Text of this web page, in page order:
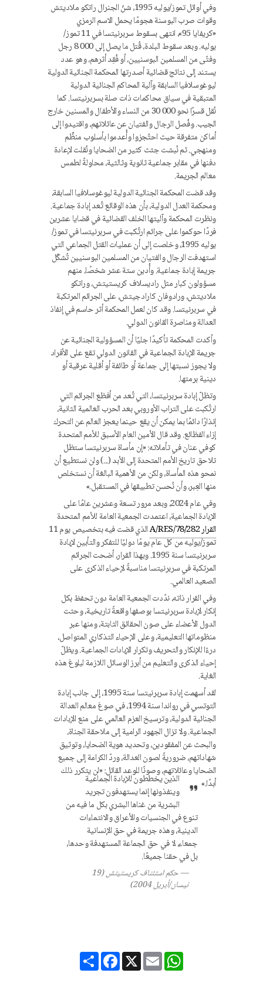
وفي أوائل تموز/يوليه 1995، شنّ الجنرال راتكو ملاديتش
وقوات صرب البوسنة هجومًا يحمل الاسم الرمزي
«كريفايا 95»، انتهى بسقوط سربرنيتسا في 11 تموز/
يوليه. وبعد سقوط البلدة، قُتل ما يصل إلى 8 000 رجل
وفتًى من المسلمين البوسنيين، أو فُقِد أثرهم، وهو عدد
يستند إلى نتائج قضائية أصدرتها المحكمة الجنائية الدولية
ليوغوسلافيا السابقة وآلية المحاكم الجنائية الدولية
المتبقية في سياق محاكمات ذات صلة بسربرنيتسا. كما
نُقل قسرًا نحو 30 000 من النساء والأطفال والمسنين خارج
الجيب. وفُصل الرجال والفتيان عن عائلاتهم، واقتيدوا إلى
أماكن متفرقة حيث احتُجزوا وأُعدموا بأسلوب منظَّم
ومنهجي. ثم نُبشت جثث كثير من الضحايا ونُقلت لإعادة
دفنها في مقابر جماعية ثانوية وثالثية، محاولةً لطمس
معالم الجريمة.
وقد قضت المحكمة الجنائية الدولية ليوغوسلافيا السابقة،
ومحكمة العدل الدولية، بأن هذه الوقائع تُعد إبادة جماعية.
ونظرت المحكمة وآليتها الخلف القضائية في قضايا عشرين
فردًا حوكموا على جرائم ارتُكبت في سربرنيتسا في تموز/
يوليه 1995، وخلصت إلى أن عمليات القتل الجماعي التي
استهدفت الرجال والفتيان من المسلمين البوسنيين تُشكّل
جريمة إبادة جماعية. وأُدين ستة عشر شخصًا، منهم
مسؤولون كبار مثل راديسلاف كريستيتش، وراتكو
ملاديتش، ورادوفان كارادجيتش، على الجرائم المرتكبة
في سربرنيتسا. وقد كان لعمل المحكمة أثر حاسم في إنفاذ
العدالة ومناصرة القانون الدولي.
وأكدت المحكمة تأكيدًا جليًا أن المسؤولية الجنائية عن
جريمة الإبادة الجماعية في القانون الدولي تقع على الأفراد
ولا يجوز نسبتها إلى جماعة أو طائفة أو أقلية عرقية أو
دينية برمتها.
وتظلّ إبادة سربرنيتسا، التي تُعد من أفظع الجرائم التي
ارتُكبت على التراب الأوروبي بعد الحرب العالمية الثانية،
إنذارًا دائمًا بما يمكن أن يقع حينما يعجز العالم عن التحرك
إزاء الفظائع. وقد قال الأمين العام الأسبق للأمم المتحدة
كوفي عنان في تأملاته: «إن مأساة سربرنيتسا ستظل
تلاحق تاريخ الأمم المتحدة إلى الأبد (...) ولن نستطيع أن
نمحو هذه المأساة، ولكن من الأهمية البالغة أن نستخلص
منها العِبر، وأن نُحسن تطبيقها في المستقبل.»
وفي عام 2024، وبعد مرور تسعة وعشرين عامًا على
الإبادة الجماعية، اعتمدت الجمعية العامة للأمم المتحدة
القرار A/RES/78/282
الذي قضت فيه بتخصيص يوم 11
تموز/يوليه من كل عام يومًا دوليًا للتفكر والتأبين لإبادة
سربرنيتسا سنة 1995. وبهذا القرار، أضحت الجرائم
المرتكبة في سربرنيتسا مناسبةً لإحياء الذكرى على
الصعيد العالمي.
وفي القرار ذاته، ندّدت الجمعية العامة دون تحفظ بكل
إنكار لإبادة سربرنيتسا بوصفها واقعةً تاريخية، وحثت
الدول الأعضاء على صون الحقائق الثابتة، ومنها عبر
منظوماتها التعليمية، وعلى الإحياء التذكاري المتواصل،
درءًا للإنكار والتحريف وتكرار الإبادات الجماعية. ويظلّ
إحياء الذكرى والتعليم من أبرز الوسائل اللازمة لبلوغ هذه
الغاية.
لقد أسهمت إبادة سربرنيتسا سنة 1995، إلى جانب إبادة
التوتسي في رواندا سنة 1994، في صوغ معالم العدالة
الجنائية الدولية، وترسيخ العزم العالمي على منع الإبادات
الجماعية. ولا تزال الجهود الرامية إلى ملاحقة الجناة،
والبحث عن المفقودين، وتحديد هوية الضحايا، وتوثيق
شهاداتهم، ضروريةً لصون العدالة، وردّ الكرامة إلى جميع
الضحايا وعائلاتهم، وصونًا للوعد القائل: «لن يتكرر ذلك
أبدًا.»
الذين يخططون للإبادة الجماعية
وينفذونها إنما يستهدفون تجريد
البشرية من غناها البشري بكل ما فيه من
تنوع في الجنسيات والأعراق والانتماءات
الدينية، وهذه جريمة في حق الإنسانية
جمعاء، لا في حق الجماعة المستهدفة وحدها،
بل في حقنا جميعًا.
حكم استئناف كريستيتش (19
نيسان/أبريل 2004)
Share
Facebook XEmail
WhatsApp